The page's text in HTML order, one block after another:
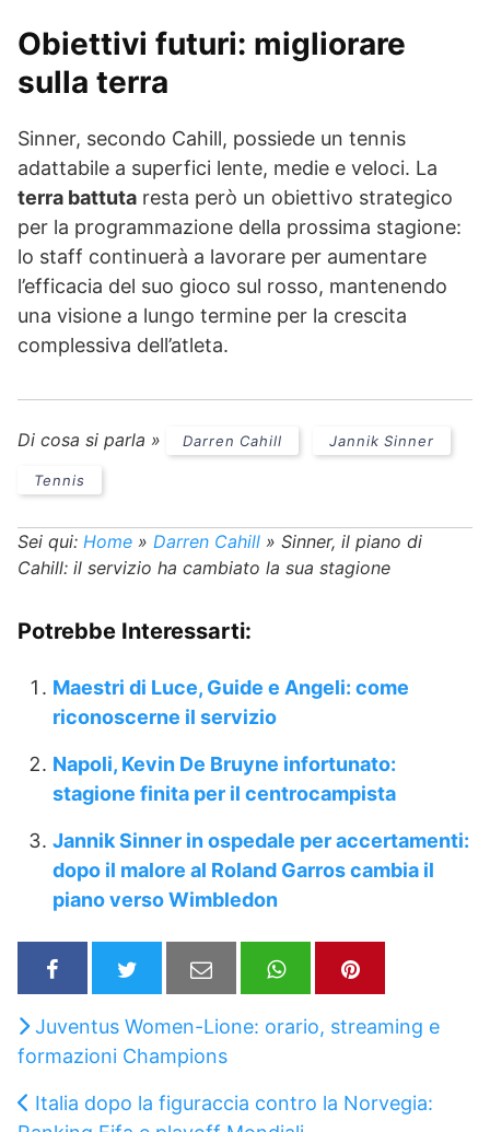
Obiettivi futuri: migliorare
sulla terra
Sinner, secondo Cahill, possiede un tennis
adattabile a superfici lente, medie e veloci. La
terra battuta resta però un obiettivo strategico
per la programmazione della prossima stagione:
lo staff continuerà a lavorare per aumentare
l’efficacia del suo gioco sul rosso, mantenendo
una visione a lungo termine per la crescita
complessiva dell’atleta.
Di cosa si parla » Darren Cahill Jannik Sinner
Tennis
Sei qui: Home » Darren Cahill » Sinner, il piano di
Cahill: il servizio ha cambiato la sua stagione
Potrebbe Interessarti:
Maestri di Luce, Guide e Angeli: come
riconoscerne il servizio
Napoli, Kevin De Bruyne infortunato:
stagione finita per il centrocampista
Jannik Sinner in ospedale per accertamenti:
dopo il malore al Roland Garros cambia il
piano verso Wimbledon
Juventus Women-Lione: orario, streaming e
formazioni Champions
Italia dopo la figuraccia contro la Norvegia: